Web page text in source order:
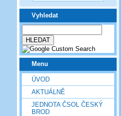
Vyhledat
Menu
ÚVOD
AKTUÁLNĚ
JEDNOTA ČSOL ČESKÝ
BROD